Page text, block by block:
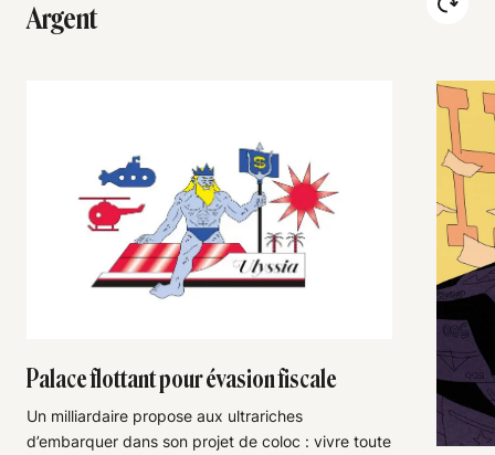
Argent
Palace flottant pour évasion fiscale
Un milliardaire propose aux ultrariches
d’embarquer dans son projet de coloc : vivre toute